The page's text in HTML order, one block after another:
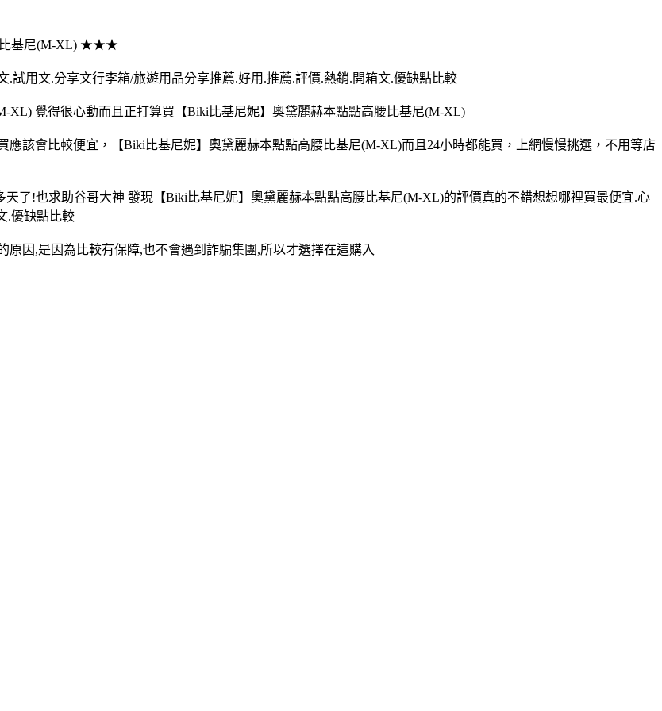
比基尼(M-XL) ★★★
試用文.分享文行李箱/旅遊用品分享推薦.好用.推薦.評價.熱銷.開箱文.優缺點比較
覺得很心動而且正打算買【Biki比基尼妮】奧黛麗赫本點點高腰比基尼(M-XL)
該會比較便宜，【Biki比基尼妮】奧黛麗赫本點點高腰比基尼(M-XL)而且24小時都能買，上網慢慢挑選，不用等店
了!也求助谷哥大神 發現【Biki比基尼妮】奧黛麗赫本點點高腰比基尼(M-XL)的評價真的不錯想想哪裡買最便宜.心
.優缺點比較
因,是因為比較有保障,也不會遇到詐騙集團,所以才選擇在這購入